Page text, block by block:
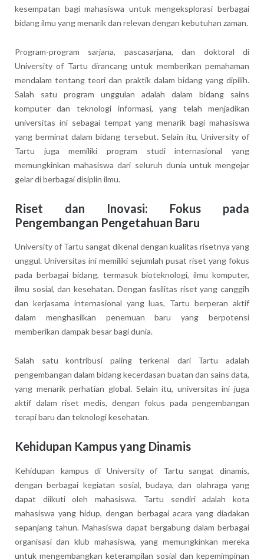
kesempatan bagi mahasiswa untuk mengeksplorasi berbagai
bidang ilmu yang menarik dan relevan dengan kebutuhan zaman.
Program-program sarjana, pascasarjana, dan doktoral di
University of Tartu dirancang untuk memberikan pemahaman
mendalam tentang teori dan praktik dalam bidang yang dipilih.
Salah satu program unggulan adalah dalam bidang sains
komputer dan teknologi informasi, yang telah menjadikan
universitas ini sebagai tempat yang menarik bagi mahasiswa
yang berminat dalam bidang tersebut. Selain itu, University of
Tartu juga memiliki program studi internasional yang
memungkinkan mahasiswa dari seluruh dunia untuk mengejar
gelar di berbagai disiplin ilmu.
Riset dan Inovasi: Fokus pada
Pengembangan Pengetahuan Baru
University of Tartu sangat dikenal dengan kualitas risetnya yang
unggul. Universitas ini memiliki sejumlah pusat riset yang fokus
pada berbagai bidang, termasuk bioteknologi, ilmu komputer,
ilmu sosial, dan kesehatan. Dengan fasilitas riset yang canggih
dan kerjasama internasional yang luas, Tartu berperan aktif
dalam menghasilkan penemuan baru yang berpotensi
memberikan dampak besar bagi dunia.
Salah satu kontribusi paling terkenal dari Tartu adalah
pengembangan dalam bidang kecerdasan buatan dan sains data,
yang menarik perhatian global. Selain itu, universitas ini juga
aktif dalam riset medis, dengan fokus pada pengembangan
terapi baru dan teknologi kesehatan.
Kehidupan Kampus yang Dinamis
Kehidupan kampus di University of Tartu sangat dinamis,
dengan berbagai kegiatan sosial, budaya, dan olahraga yang
dapat diikuti oleh mahasiswa. Tartu sendiri adalah kota
mahasiswa yang hidup, dengan berbagai acara yang diadakan
sepanjang tahun. Mahasiswa dapat bergabung dalam berbagai
organisasi dan klub mahasiswa, yang memungkinkan mereka
untuk mengembangkan keterampilan sosial dan kepemimpinan